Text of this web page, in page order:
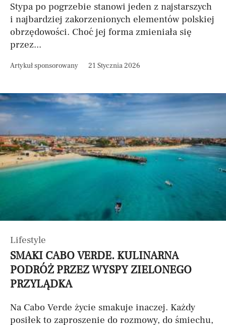
Stypa po pogrzebie stanowi jeden z najstarszych
i najbardziej zakorzenionych elementów polskiej
obrzędowości. Choć jej forma zmieniała się
przez...
Artykuł sponsorowany 21 Stycznia 2026
Lifestyle
SMAKI CABO VERDE. KULINARNA
PODRÓŻ PRZEZ WYSPY ZIELONEGO
PRZYLĄDKA
Na Cabo Verde życie smakuje inaczej. Każdy
posiłek to zaproszenie do rozmowy, do śmiechu,